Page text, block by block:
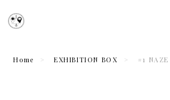
Home EXHIBITION BOX #1 NAZE